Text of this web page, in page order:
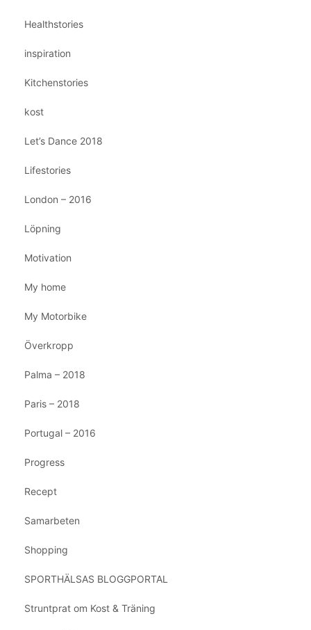
Healthstories
inspiration
Kitchenstories
kost
Let’s Dance 2018
Lifestories
London – 2016
Löpning
Motivation
My home
My Motorbike
Överkropp
Palma – 2018
Paris – 2018
Portugal – 2016
Progress
Recept
Samarbeten
Shopping
SPORTHÄLSAS BLOGGPORTAL
Struntprat om Kost & Träning